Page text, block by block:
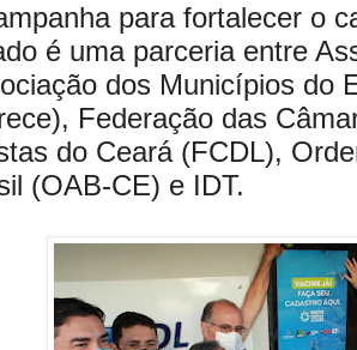
para fortalecer o
é uma parceria entre
dos Municípios do
Federação das
do Ceará (FCDL),
(OAB-CE) e IDT.